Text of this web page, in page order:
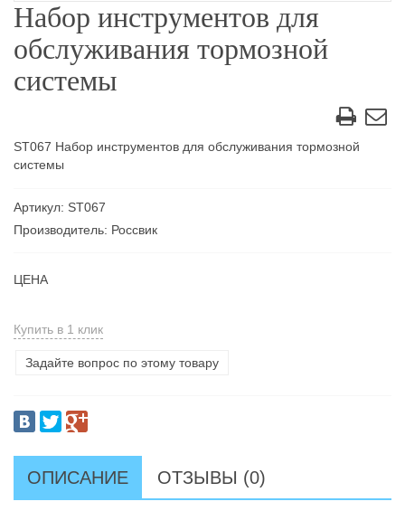
Набор инструментов для
обслуживания тормозной
системы
ST067 Набор инструментов для обслуживания тормозной
системы
Артикул: ST067
Производитель: Россвик
ЦЕНА
Купить в 1 клик
Задайте вопрос по этому товару
ОПИСАНИЕ ОТЗЫВЫ (0)